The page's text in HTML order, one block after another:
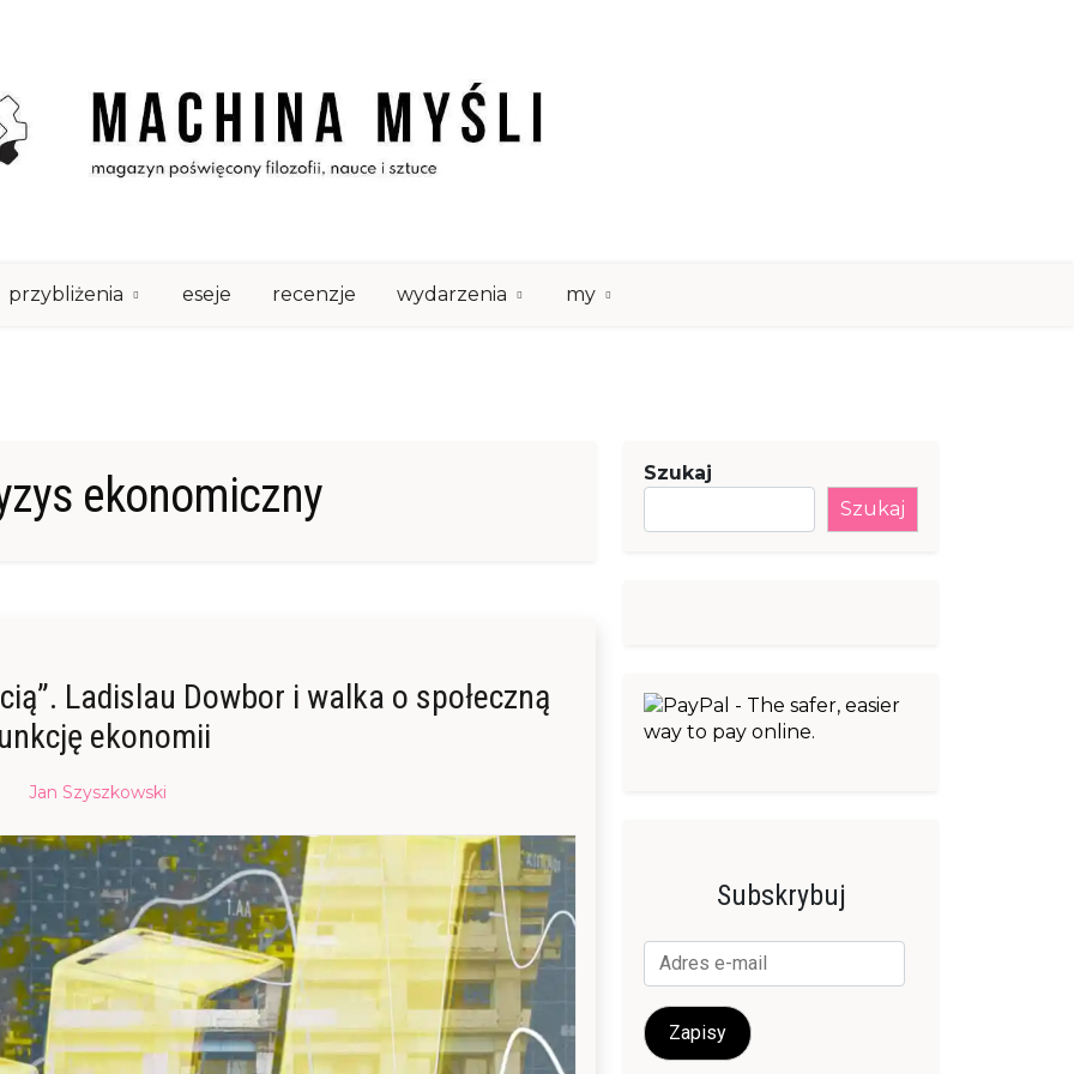
przybliżenia eseje recenzje wydarzenia my
ekonomiczny
Ladislau Dowbor i walka o społeczną
ekonomii
Posted
14/11/202514/11/2025
Jan Szyszkowski
Szukaj
Szukaj
Subskrybuj
Adres
e-
mail
Zapisy